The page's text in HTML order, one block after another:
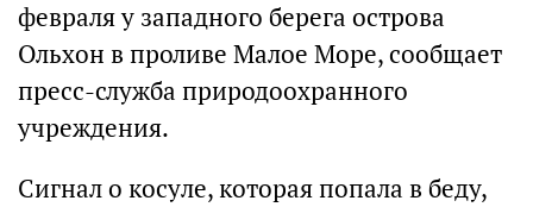
февраля у западного берега острова
Ольхон в проливе Малое Море, сообщает
пресс-служба природоохранного
учреждения.
Сигнал о косуле, которая попала в беду,